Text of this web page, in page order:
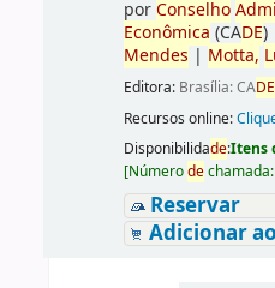
porConselho
Econômica (CADE)
Mendes | Motta,
Editora: Brasília: CADE
Recursos online:
Disponibilidade:Itens
[Númerodechamada:
Reservar
Adicionar